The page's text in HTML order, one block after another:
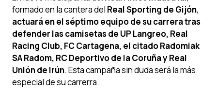
formado en la cantera del Real Sporting de Gijón,
actuará en el séptimo equipo de su carrera tras
defender las camisetas de UP Langreo, Real
Racing Club, FC Cartagena, el citado Radomiak
SA Radom, RC Deportivo de la Coruña y Real
Unión de Irún. Esta campaña sin duda será la más
especial de su carrerra.